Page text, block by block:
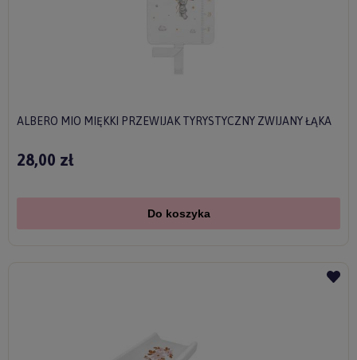
ALBERO MIO MIĘKKI PRZEWIJAK TYRYSTYCZNY ZWIJANY ŁĄKA
28,00 zł
Do koszyka